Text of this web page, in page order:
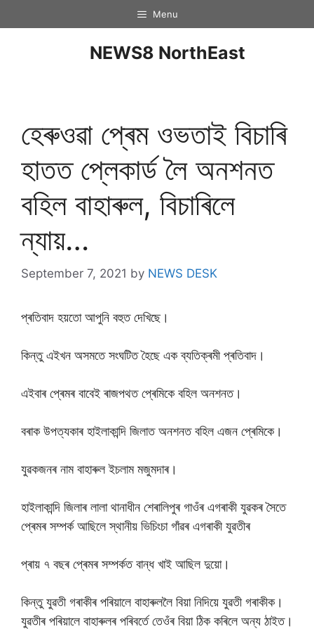
Menu
NEWS8 NorthEast
হেৰুওৱা প্ৰেম ওভতাই বিচাৰি
হাতত প্লেকাৰ্ড লৈ অনশনত
বহিল বাহাৰুল, বিচাৰিলে
ন্যায়…
September 7, 2021 by NEWS DESK
প্ৰতিবাদ হয়তো আপুনি বহুত দেখিছে।
কিন্তু এইখন অসমতে সংঘটিত হৈছে এক ব্যতিক্ৰমী প্ৰতিবাদ।
এইবাৰ প্ৰেমৰ বাবেই ৰাজপথত প্ৰেমিকে বহিল অনশনত।
বৰাক উপত্যকাৰ হাইলাকান্দি জিলাত অনশনত বহিল এজন প্ৰেমিকে।
যুৱকজনৰ নাম বাহাৰুল ইচলাম মজুমদাৰ।
হাইলাকান্দি জিলাৰ লালা থানাধীন শেৰালিপুৰ গাওঁৰ এগৰাকী যুৱকৰ সৈতে
প্ৰেমৰ সম্পৰ্ক আছিলে স্থানীয় ভিচিংচা গাঁৱৰ এগৰাকী যুৱতীৰ
প্ৰায় ৭ বছৰ প্ৰেমৰ সম্পৰ্কত বান্ধ খাই আছিল দুয়ো।
কিন্তু যুৱতী গৰাকীৰ পৰিয়ালে বাহাৰুললৈ বিয়া নিদিয়ে যুৱতী গৰাকীক।
যুৱতীৰ পৰিয়ালে বাহাৰুলৰ পৰিবৰ্তে তেওঁৰ বিয়া ঠিক কৰিলে অন্য ঠাইত।